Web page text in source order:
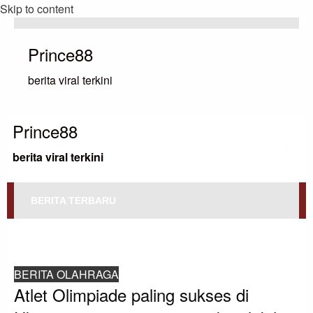
Skip to content
Prince88
berita viral terkini
Prince88
berita viral terkini
BERITA TERBARU
BERITA OLAHRAGA
Atlet Olimpiade paling sukses di